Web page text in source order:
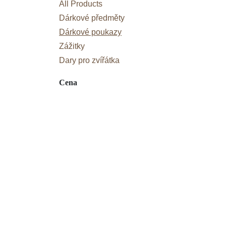
All Products
Dárkové předměty
Dárkové poukazy
Zážitky
Dary pro zvířátka
Cena